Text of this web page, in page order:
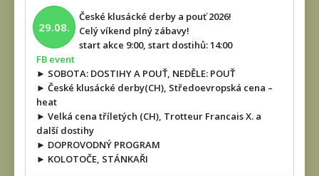
29.08.
České klusácké derby a pouť 2026!
Celý víkend plný zábavy!
start akce 9:00, start dostihů: 14:00
FB event
► SOBOTA: DOSTIHY A POUŤ, NEDĚLE: POUŤ
► České klusácké derby(CH), Středoevropská cena –
heat
► Velká cena tříletých (CH), Trotteur Francais X. a
další dostihy
► DOPROVODNÝ PROGRAM
► KOLOTOČE, STÁNKAŘI